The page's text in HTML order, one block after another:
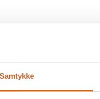
Samtykke – Det